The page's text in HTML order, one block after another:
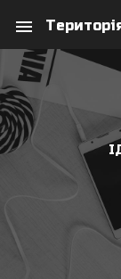
menu